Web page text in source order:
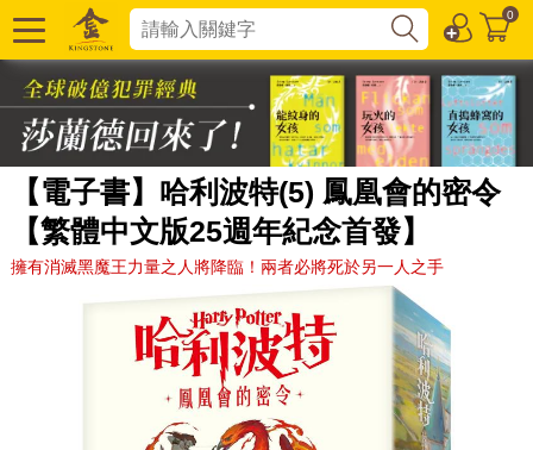
0
【電子書】哈利波特(5) 鳳凰會的密令
【繁體中文版25週年紀念首發】
擁有消滅黑魔王力量之人將降臨！兩者必將死於另一人之手